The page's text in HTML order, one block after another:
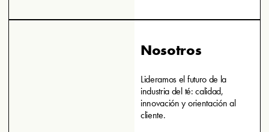
Nosotros
Lideramos el futuro de la
industria del té: calidad,
innovación y orientación al
cliente.